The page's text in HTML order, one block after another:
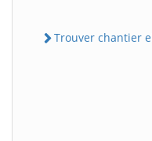
Trouver chantier